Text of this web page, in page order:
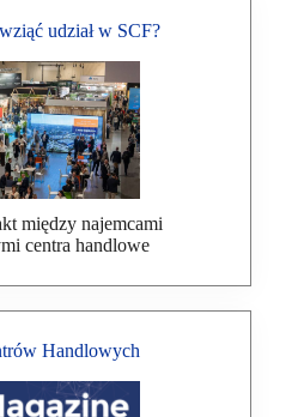
udział w SCF?
między najemcami
centra handlowe
Handlowych